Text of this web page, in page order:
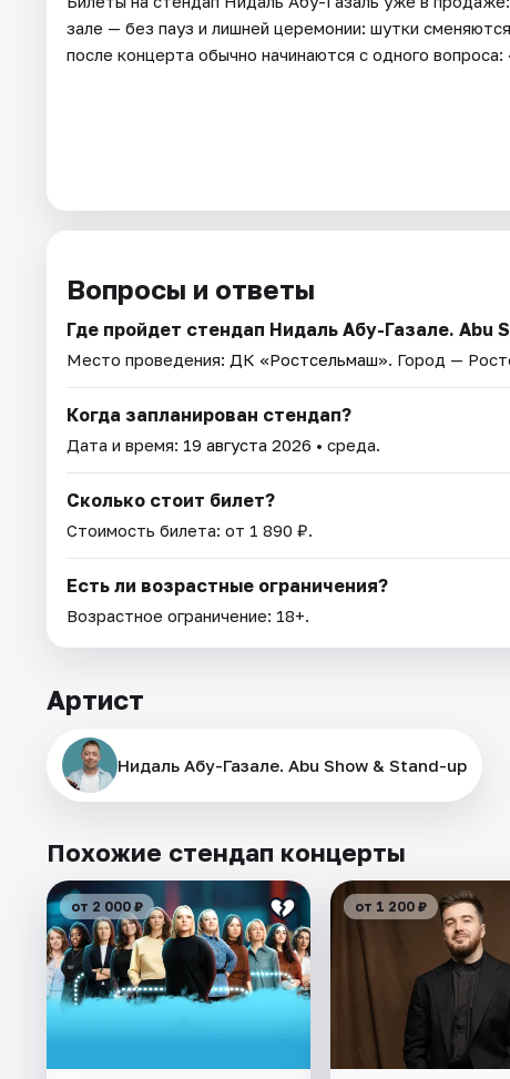
зале — без пауз и лишней церемонии: шутки
после концерта обычно начинаются с одного
Вопросы и ответы
Где пройдет стендап Нидаль Абу-Газале. Abu
Место проведения: ДК «Ростсельмаш». Город —
Когда запланирован стендап?
Дата и время: 19 августа 2026 • среда.
Сколько стоит билет?
Стоимость билета: от 1 890 ₽.
Есть ли возрастные ограничения?
Возрастное ограничение: 18+.
Артист
Нидаль Абу-Газале. Abu Show & Stand-up
Похожие стендап концерты
от 2 000 ₽ от 1 200 ₽